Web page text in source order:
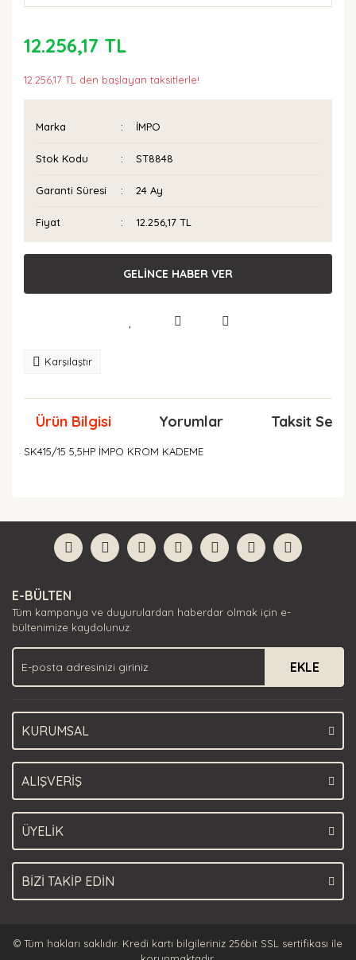
12.256,17 TL
12.256,17 TL den başlayan taksitlerle!
Marka İMPO
Stok Kodu ST8848
Garanti Süresi 24 Ay
Fiyat 12.256,17 TL
GELİNCE HABER VER
Karşılaştır
Ürün Bilgisi Yorumlar Taksit
SK415/15 5,5HP İMPO KROM KADEME
Yorum Yaz
formunu kullanarak tarafımıza iletebilirsiniz.
Görüş ve önerileriniz için teşekkür ederiz.
Ürün açıklamasında eksik bilgiler bulunuyor.
Ürün bilgilerinde hatalar bulunuyor.
Ürün fiyatı diğer sitelerden daha pahalı.
Bu ürüne benzer farklı alternatifler olmalı.
E-BÜLTEN
Tüm kampanya ve duyurulardan haberdar olmak için e-
bültenimize kaydolunuz.
EKLE
KURUMSAL
ALIŞVERİŞ
ÜYELİK
BİZİ TAKİP EDİN
© Tüm hakları saklıdır. Kredi kartı bilgileriniz 256bit SSL sertifikası ile